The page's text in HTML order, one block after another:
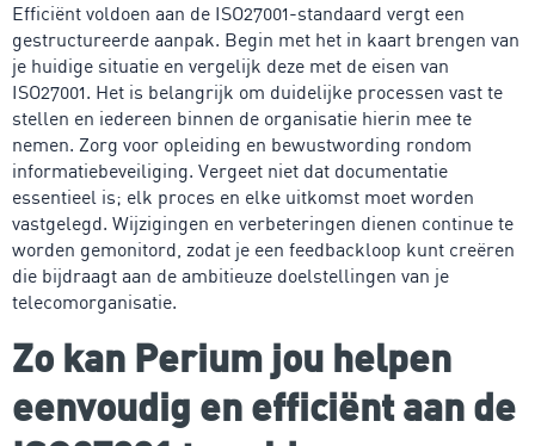
Efficiënt voldoen aan de ISO27001-standaard vergt een
gestructureerde aanpak. Begin met het in kaart brengen van
je huidige situatie en vergelijk deze met de eisen van
ISO27001. Het is belangrijk om duidelijke processen vast te
stellen en iedereen binnen de organisatie hierin mee te
nemen. Zorg voor opleiding en bewustwording rondom
informatiebeveiliging. Vergeet niet dat documentatie
essentieel is; elk proces en elke uitkomst moet worden
vastgelegd. Wijzigingen en verbeteringen dienen continue te
worden gemonitord, zodat je een feedbackloop kunt creëren
die bijdraagt aan de ambitieuze doelstellingen van je
telecomorganisatie.
Zo kan Perium jou helpen
eenvoudig en efficiënt aan de